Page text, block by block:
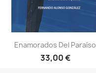
Enamorados Del Paraíso
33,00 €